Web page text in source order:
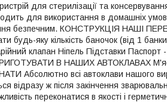
для стерилізації та
для використання в домашніх
безпечним. КОНСТРУКЦІЯ НАШІ
будь-яку кількість баночок (від 1
клапан Ніпель Підставки Паспорт -
В НАШИХ АВТОКЛАВАХ
Абсолютно всі автоклави нашого
відразу ж після закінчення
переконатися в якості і